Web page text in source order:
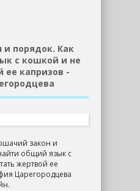
порядок. Как
с кошкой и не
ее капризов -
закон и
общий язык с
жертвой ее
Царегородцева